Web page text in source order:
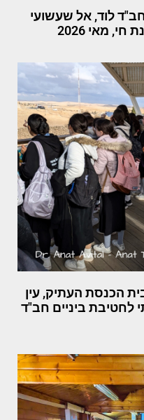
לוד, אל שעשועי
מאי 2026
הכנסת העתיק, עין
לחטיבת ביניים חב"ד